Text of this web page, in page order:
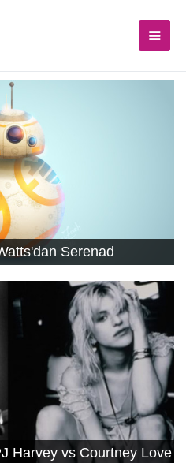
Serenad
Harvey vs Courtney Love